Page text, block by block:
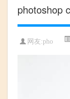
photoshop
网友:pho